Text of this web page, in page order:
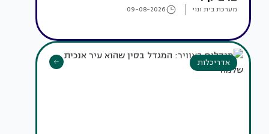
מערכת בית ונוי 09-08-2026
אדריכלות